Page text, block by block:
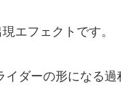
エフェクトです。
ダーの形になる過